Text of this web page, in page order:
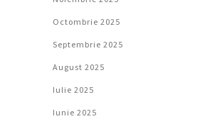
Octombrie 2025
Septembrie 2025
August 2025
Iulie 2025
Iunie 2025